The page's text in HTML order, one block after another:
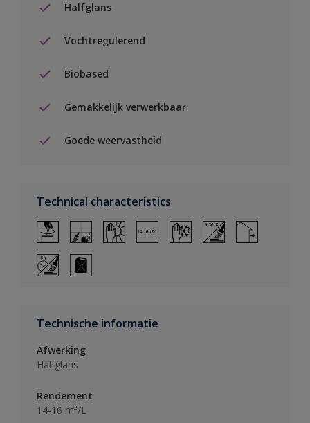
Halfglans
Vochtregulerend
Biobased
Gemakkelijk verwerkbaar
Goede weervastheid
Technical characteristics
Technische informatie
Afwerking
Halfglans
Rendement
14-16 m²/L